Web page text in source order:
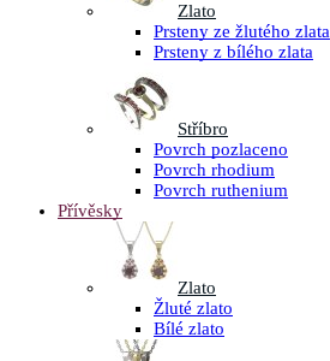
Zlato
Prsteny ze žlutého zlata
Prsteny z bílého zlata
Stříbro
Povrch pozlaceno
Povrch rhodium
Povrch ruthenium
Přívěsky
Zlato
Žluté zlato
Bílé zlato